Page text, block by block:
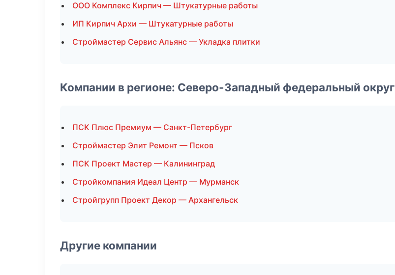
ООО Комплекс Кирпич — Штукатурные работы
ИП Кирпич Архи — Штукатурные работы
Строймастер Сервис Альянс — Укладка плитки
Компании в регионе: Северо-Западный федеральный округ
ПСК Плюс Премиум — Санкт-Петербург
Строймастер Элит Ремонт — Псков
ПСК Проект Мастер — Калининград
Стройкомпания Идеал Центр — Мурманск
Стройгрупп Проект Декор — Архангельск
Другие компании